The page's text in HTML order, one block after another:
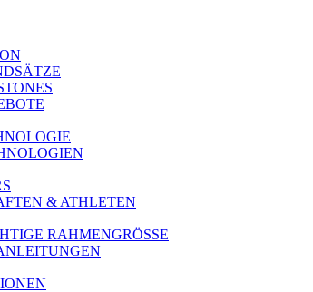
& ATHLETEN
RAHMENGRÖSSE